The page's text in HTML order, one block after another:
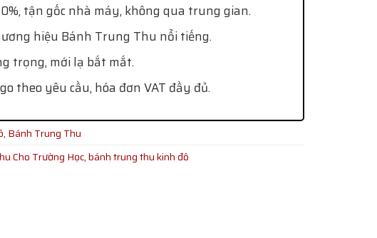
tận gốc nhà máy, không qua trung gian.
hiệu Bánh Trung Thu nổi tiếng.
trọng, mới lạ bắt mắt.
theo yêu cầu, hóa đơn VAT đầy đủ.
, Bánh Trung Thu
Cho Trường Học,bánh trung thu kinh đô